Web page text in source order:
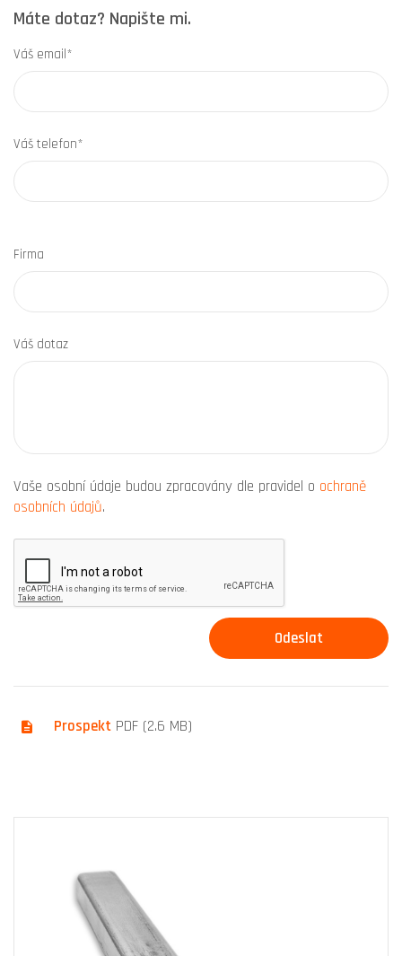
Máte dotaz? Napište mi.
Váš email*
Váš telefon*
Firma
Váš dotaz
Vaše osobní údaje budou zpracovány dle pravidel o ochraně
osobních údajů.
Prospekt PDF (2.6 MB)